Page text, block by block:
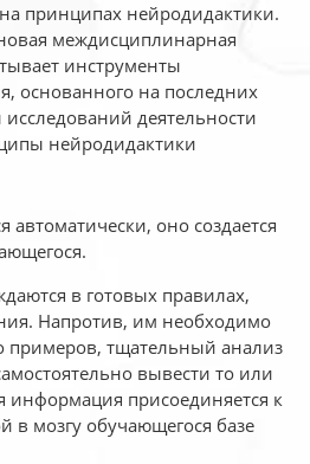
принципах нейродидактики.
междисциплинарная
инструменты
основанного на последних
деятельности
нейродидактики
автоматически, оно создается
в готовых правилах,
Напротив, им необходимо
примеров, тщательный анализ
вывести то или
информация присоединяется к
в мозгу обучающегося базе